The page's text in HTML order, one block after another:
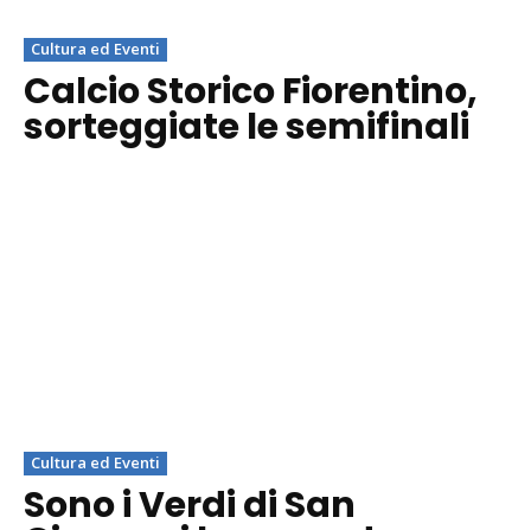
Cultura ed Eventi
Calcio Storico Fiorentino,
sorteggiate le semifinali
Cultura ed Eventi
Sono i Verdi di San